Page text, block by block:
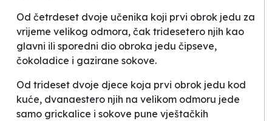
Od četrdeset dvoje učenika koji prvi obrok jedu za
vrijeme velikog odmora, čak tridesetero njih kao
glavni ili sporedni dio obroka jedu čipseve,
čokoladice i gazirane sokove.
Od trideset dvoje djece koja prvi obrok jedu kod
kuće, dvanaestero njih na velikom odmoru jede
samo grickalice i sokove pune vještačkih